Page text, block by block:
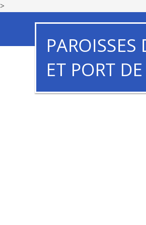
>
ET PORT